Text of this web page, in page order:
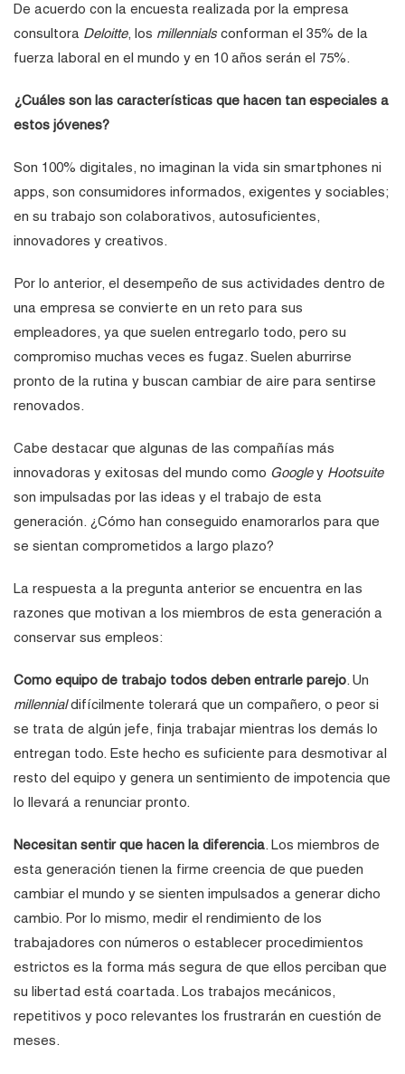
De acuerdo con la encuesta realizada por la empresa
consultora Deloitte, los millennials conforman el 35% de la
fuerza laboral en el mundo y en 10 años serán el 75%.
¿Cuáles son las características que hacen tan especiales a
estos jóvenes?
Son 100% digitales, no imaginan la vida sin smartphones ni
apps, son consumidores informados, exigentes y sociables;
en su trabajo son colaborativos, autosuficientes,
innovadores y creativos.
Por lo anterior, el desempeño de sus actividades dentro de
una empresa se convierte en un reto para sus
empleadores, ya que suelen entregarlo todo, pero su
compromiso muchas veces es fugaz. Suelen aburrirse
pronto de la rutina y buscan cambiar de aire para sentirse
renovados.
Cabe destacar que algunas de las compañías más
innovadoras y exitosas del mundo como Googley Hootsuite
son impulsadas por las ideas y el trabajo de esta
generación. ¿Cómo han conseguido enamorarlos para que
se sientan comprometidos a largo plazo?
La respuesta a la pregunta anterior se encuentra en las
razones que motivan a los miembros de esta generación a
conservar sus empleos:
Como equipo de trabajo todos deben entrarle parejo. Un
millennialdifícilmente tolerará que un compañero, o peor si
se trata de algún jefe, finja trabajar mientras los demás lo
entregan todo. Este hecho es suficiente para desmotivar al
resto del equipo y genera un sentimiento de impotencia que
lo llevará a renunciar pronto.
Necesitan sentir que hacen la diferencia. Los miembros de
esta generación tienen la firme creencia de que pueden
cambiar el mundo y se sienten impulsados a generar dicho
cambio. Por lo mismo, medir el rendimiento de los
trabajadores con números o establecer procedimientos
estrictos es la forma más segura de que ellos perciban que
su libertad está coartada. Los trabajos mecánicos,
repetitivos y poco relevantes los frustrarán en cuestión de
meses.